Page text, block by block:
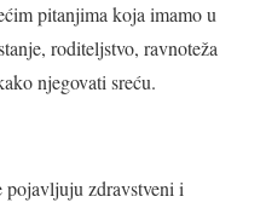
pitanjima koja imamo u
roditeljstvo, ravnoteža
njegovati sreću.
pojavljuju zdravstveni i